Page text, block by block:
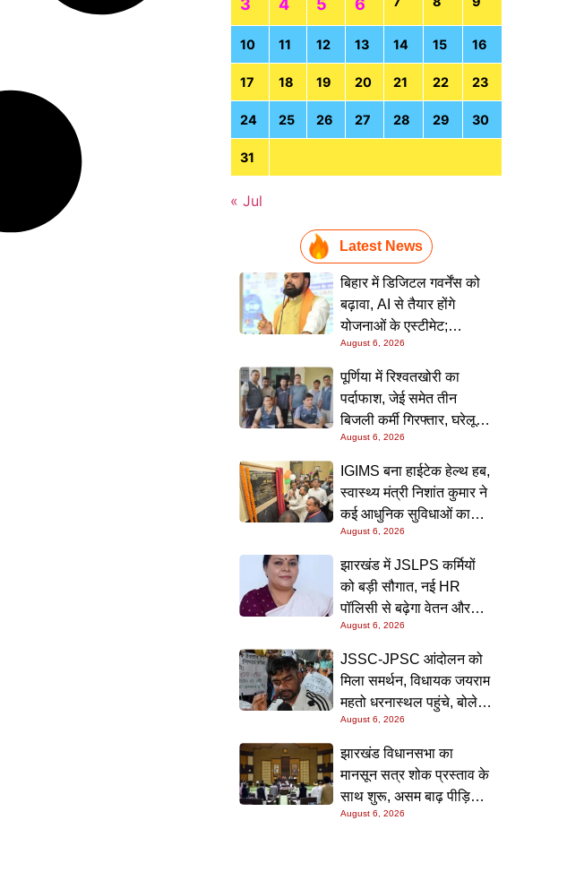
3 4 5 6
10 11 12 13 14 15 16
17 18 19 20 21 22 23
24 25 26 27 28 29 30
31
« Jul
Latest News
बिहार में डिजिटल गवर्नेंस को
बढ़ावा, AI से तैयार होंगे
योजनाओं के एस्टीमेट;
मुख्यमंत्री ने परियोजना
निगरानी पोर्टल किया लॉन्च
August 6, 2026
पूर्णिया में रिश्वतखोरी का
पर्दाफाश, जेई समेत तीन
बिजली कर्मी गिरफ्तार, घरेलू
कनेक्शन के नाम पर मांगे जा रहे
थे 15 हजार रुपये, निगरानी
टीम ने रंगे हाथ पकड़ा
August 6, 2026
IGIMS बना हाईटेक हेल्थ हब,
स्वास्थ्य मंत्री निशांत कुमार ने
कई आधुनिक सुविधाओं का
किया उद्घाटन; गंभीर मरीजों
के इलाज में आएगा बड़ा सुधार
August 6, 2026
झारखंड में JSLPS कर्मियों
को बड़ी सौगात, नई HR
पॉलिसी से बढ़ेगा वेतन और
भत्ते; 1300 नए पद सृजित कर
रोजगार के अवसर बढ़ाएगी
सरकार
August 6, 2026
JSSC-JPSC आंदोलन को
मिला समर्थन, विधायक जयराम
महतो धरनास्थल पहुंचे, बोले—
छात्रों की हर मांग सदन में
उठाऊंगा, सरकार जल्द करे
August 6, 2026
झारखंड विधानसभा का
मानसून सत्र शोक प्रस्ताव के
साथ शुरू, असम बाढ़ पीड़ितों
के लिए 3 करोड़ रुपये की
August 6, 2026